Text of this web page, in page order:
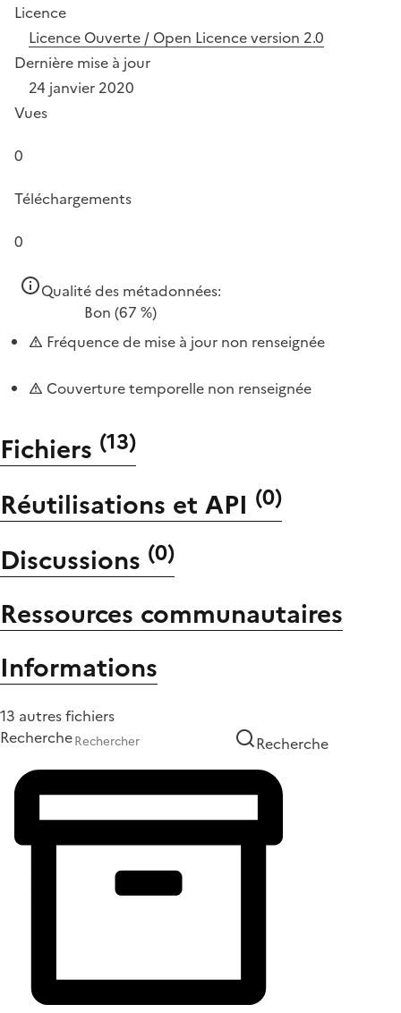
Licence
Licence Ouverte / Open Licence version 2.0
Dernière mise à jour
24 janvier 2020
Vues
0
Téléchargements
0
Qualité des métadonnées:
Bon (67 %)
Fréquence de mise à jour non renseignée
Couverture temporelle non renseignée
Fichiers (13)
Réutilisations et API (0)
Discussions (0)
Ressources communautaires
Informations
13 autres fichiers
Recherche
Recherche